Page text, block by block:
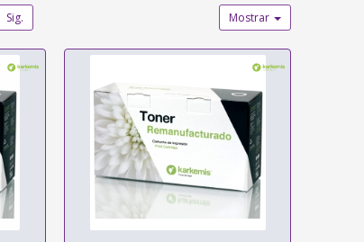
Sig. Mostrar